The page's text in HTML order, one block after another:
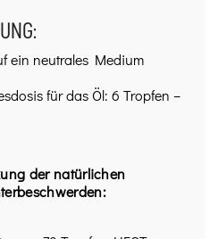
ein neutrales Medium
für das Öl: 6 Tropfen –
der natürlichen